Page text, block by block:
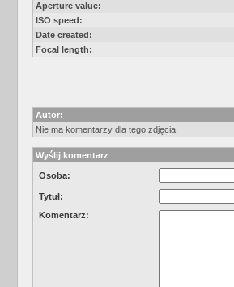
Aperture value:
ISO speed:
Date created:
Focal length:
Autor:
Nie ma komentarzy dla tego zdjęcia
Wyślij komentarz
Osoba:
Tytuł:
Komentarz: